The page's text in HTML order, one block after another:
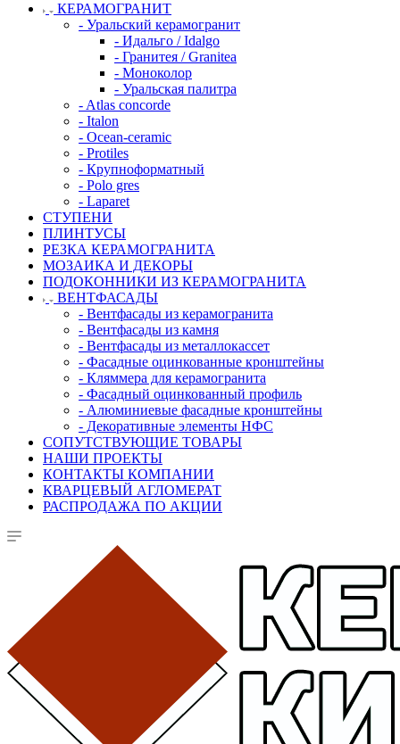
КЕРАМОГРАНИТ
- Уральский керамогранит
- Идальго / Idalgo
- Гранитея / Granitea
- Моноколор
- Уральская палитра
- Atlas concorde
- Italon
- Ocean-ceramic
- Protiles
- Крупноформатный
- Polo gres
- Laparet
СТУПЕНИ
ПЛИНТУСЫ
РЕЗКА КЕРАМОГРАНИТА
МОЗАИКА И ДЕКОРЫ
ПОДОКОННИКИ ИЗ КЕРАМОГРАНИТА
ВЕНТФАСАДЫ
- Вентфасады из керамогранита
- Вентфасады из камня
- Вентфасады из металлокассет
- Фасадные оцинкованные кронштейны
- Кляммера для керамогранита
- Фасадный оцинкованный профиль
- Алюминиевые фасадные кронштейны
- Декоративные элементы НФС
СОПУТСТВУЮЩИЕ ТОВАРЫ
НАШИ ПРОЕКТЫ
КОНТАКТЫ КОМПАНИИ
КВАРЦЕВЫЙ АГЛОМЕРАТ
РАСПРОДАЖА ПО АКЦИИ